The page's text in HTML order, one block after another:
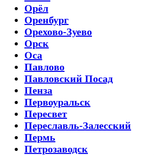
Орёл
Оренбург
Орехово-Зуево
Орск
Оса
Павлово
Павловский Посад
Пенза
Первоуральск
Пересвет
Переславль-Залесский
Пермь
Петрозаводск